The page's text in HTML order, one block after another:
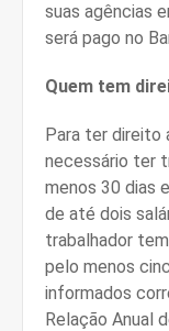
suas agências
será pago no
Quem tem
Para ter direito
necessário ter
menos 30 dias
de até dois
trabalhador
pelo menos
informados
Relação Anual